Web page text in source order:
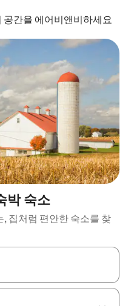
공간을 에어비앤비하세요
박 숙소
, 집처럼 편안한 숙소를 찾
를 사용하거나 터치 또는 스와이